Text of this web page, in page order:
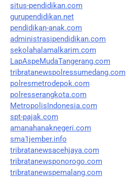
situs-pendidikan.com
gurupendidikan.net
pendidikan-anak.com
administrasipendidikan.com
sekolahalamalkarim.com
LapAspeMudaTangerang.com
tribratanewspolressumedang.com
polresmetrodepok.com
polresserangkota.com
MetropolisIndonesia.com
spt-pajak.com
amanahanaknegeri.com
sma1jember.info
tribratanewsacehjaya.com
tribratanewsponorogo.com
tribratanewspemalang.com